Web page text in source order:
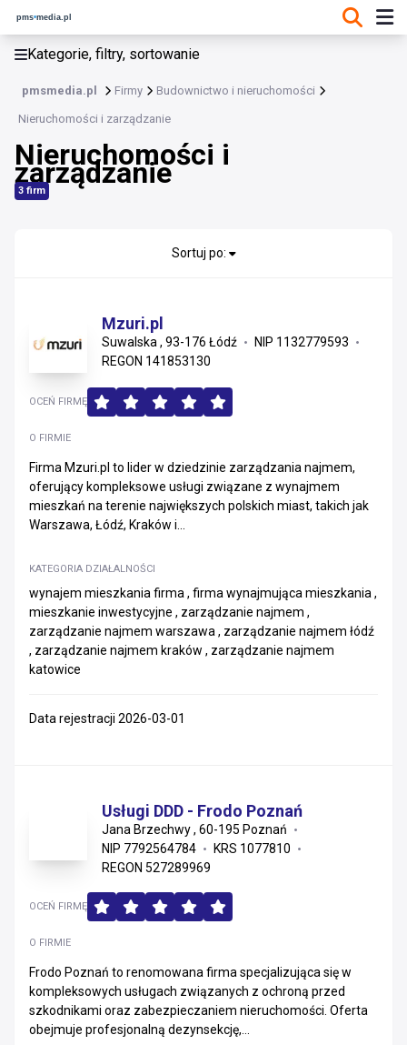
Kategorie, filtry, sortowanie
pmsmedia.pl Firmy Budownictwo i nieruchomości
Nieruchomości i zarządzanie
Nieruchomości i
zarządzanie
3 firm
Budownictwo i nieruchomości
Materiały konstrukcyjne i instalacyjne
Usługi wykonawcze i remonty
Instalacje
Sortuj po:
Mzuri.pl
Suwalska , 93-176 Łódź
NIP 1132779593
REGON 141853130
O FIRMIE
Firma Mzuri.pl to lider w dziedzinie zarządzania najmem,
oferujący kompleksowe usługi związane z wynajmem
mieszkań na terenie największych polskich miast, takich jak
Warszawa, Łódź, Kraków i...
KATEGORIA DZIAŁALNOŚCI
wynajem mieszkania firma , firma wynajmująca mieszkania ,
mieszkanie inwestycyjne , zarządzanie najmem ,
zarządzanie najmem warszawa , zarządzanie najmem łódź
, zarządzanie najmem kraków , zarządzanie najmem
katowice
OCEŃ FIRMĘ
Data rejestracji 2026-03-01
Usługi DDD - Frodo Poznań
Jana Brzechwy , 60-195 Poznań
NIP 7792564784
KRS 1077810
REGON 527289969
O FIRMIE
Frodo Poznań to renomowana firma specjalizująca się w
kompleksowych usługach związanych z ochroną przed
szkodnikami oraz zabezpieczaniem nieruchomości. Oferta
obejmuje profesjonalną dezynsekcję,...
OCEŃ FIRMĘ